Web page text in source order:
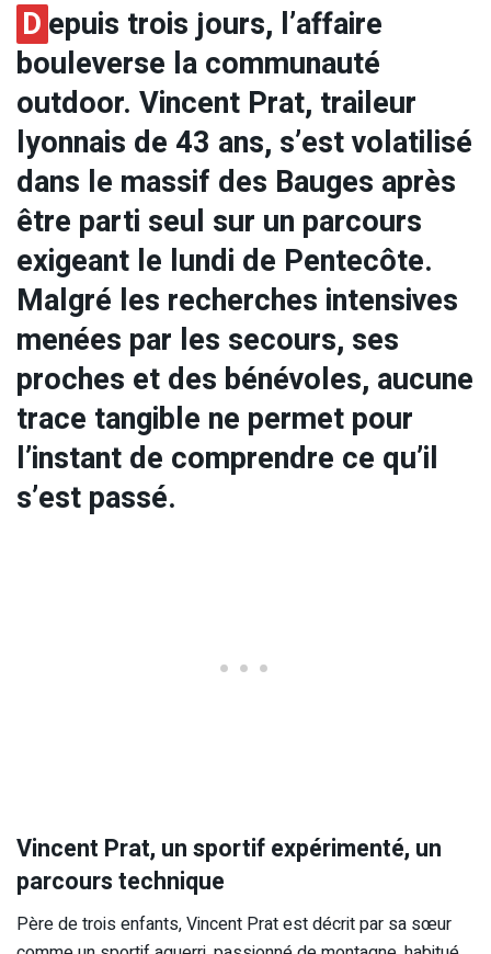
D epuis trois jours, l’affaire
bouleverse la communauté
outdoor. Vincent Prat, traileur
lyonnais de 43 ans, s’est volatilisé
dans le massif des Bauges après
être parti seul sur un parcours
exigeant le lundi de Pentecôte.
Malgré les recherches intensives
menées par les secours, ses
proches et des bénévoles, aucune
trace tangible ne permet pour
l’instant de comprendre ce qu’il
s’est passé.
Vincent Prat, un sportif expérimenté, un
parcours technique
Père de trois enfants, Vincent Prat est décrit par sa sœur